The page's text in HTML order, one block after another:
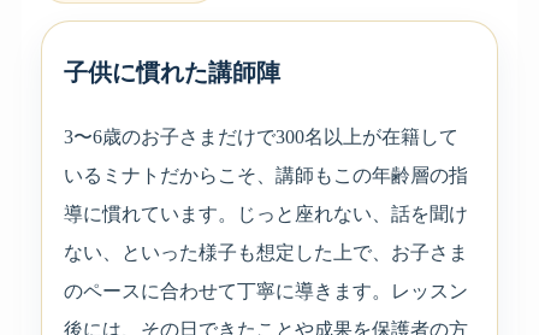
子供に慣れた講師陣
3〜6歳のお子さまだけで300名以上が在籍して
いるミナトだからこそ、講師もこの年齢層の指
導に慣れています。じっと座れない、話を聞け
ない、といった様子も想定した上で、お子さま
のペースに合わせて丁寧に導きます。レッスン
後には、その日できたことや成果を保護者の方